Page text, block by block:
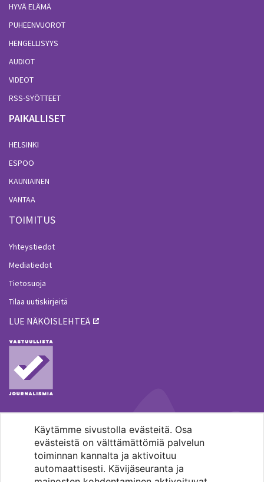
Käytämme sivustolla evästeitä. Osa
evästeistä on välttämättömiä palvelun
toiminnan kannalta ja aktivoituu
automaattisesti. Kävijäseuranta ja
HYVÄ ELÄMÄ
PUHEENVUOROT
HENGELLISYYS
AUDIOT
VIDEOT
RSS-SYÖTTEET
PAIKALLISET
HELSINKI
ESPOO
KAUNIAINEN
VANTAA
TOIMITUS
Yhteystiedot
Mediatiedot
Tietosuoja
Tilaa uutiskirjeitä
LUE NÄKÖISLEHTEÄ
MENOHAKU